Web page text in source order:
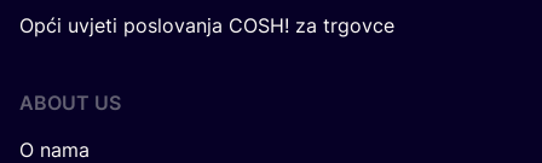
Opći uvjeti poslovanja COSH! za trgovce
ABOUT US
O nama